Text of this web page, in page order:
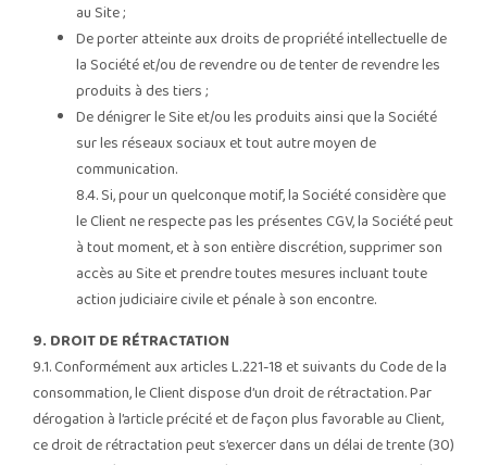
au Site ;
De porter atteinte aux droits de propriété intellectuelle de
la Société et/ou de revendre ou de tenter de revendre les
produits à des tiers ;
De dénigrer le Site et/ou les produits ainsi que la Société
sur les réseaux sociaux et tout autre moyen de
communication.
8.4. Si, pour un quelconque motif, la Société considère que
le Client ne respecte pas les présentes CGV, la Société peut
à tout moment, et à son entière discrétion, supprimer son
accès au Site et prendre toutes mesures incluant toute
action judiciaire civile et pénale à son encontre.
9. DROIT DE RÉTRACTATION
9.1. Conformément aux articles L.221-18 et suivants du Code de la
consommation, le Client dispose d’un droit de rétractation. Par
dérogation à l’article précité et de façon plus favorable au Client,
ce droit de rétractation peut s’exercer dans un délai de trente (30)